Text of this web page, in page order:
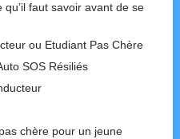
faut savoir avant de se
ou Etudiant Pas Chère
SOS Résiliés
chère pour un jeune